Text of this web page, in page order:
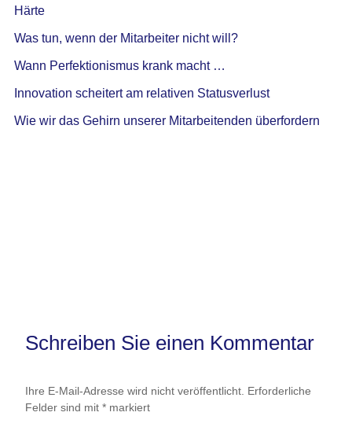
Härte
Was tun, wenn der Mitarbeiter nicht will?
Wann Perfektionismus krank macht …
Innovation scheitert am relativen Statusverlust
Wie wir das Gehirn unserer Mitarbeitenden überfordern
Schreiben Sie einen Kommentar
Ihre E-Mail-Adresse wird nicht veröffentlicht. Erforderliche
Felder sind mit *markiert